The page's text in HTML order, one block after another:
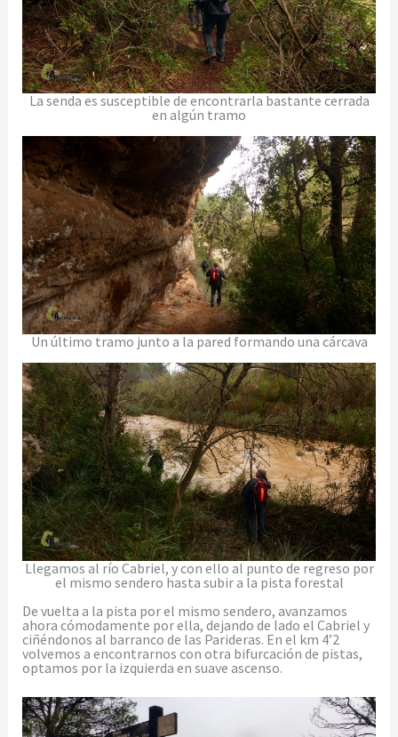
La senda es susceptible de encontrarla bastante cerrada
en algún tramo
Un último tramo junto a la pared formando una cárcava
Llegamos al río Cabriel, y con ello al punto de regreso por
el mismo sendero hasta subir a la pista forestal
De vuelta a la pista por el mismo sendero, avanzamos
ahora cómodamente por ella, dejando de lado el Cabriel y
ciñéndonos al barranco de las Parideras. En el km 4’2
volvemos a encontrarnos con otra bifurcación de pistas,
optamos por la izquierda en suave ascenso.